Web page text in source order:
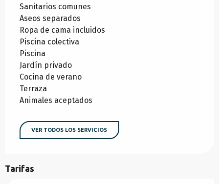
Sanitarios comunes
Aseos separados
Ropa de cama incluidos
Piscina colectiva
Piscina
Jardín privado
Cocina de verano
Terraza
Animales aceptados
VER TODOS LOS SERVICIOS
Tarifas